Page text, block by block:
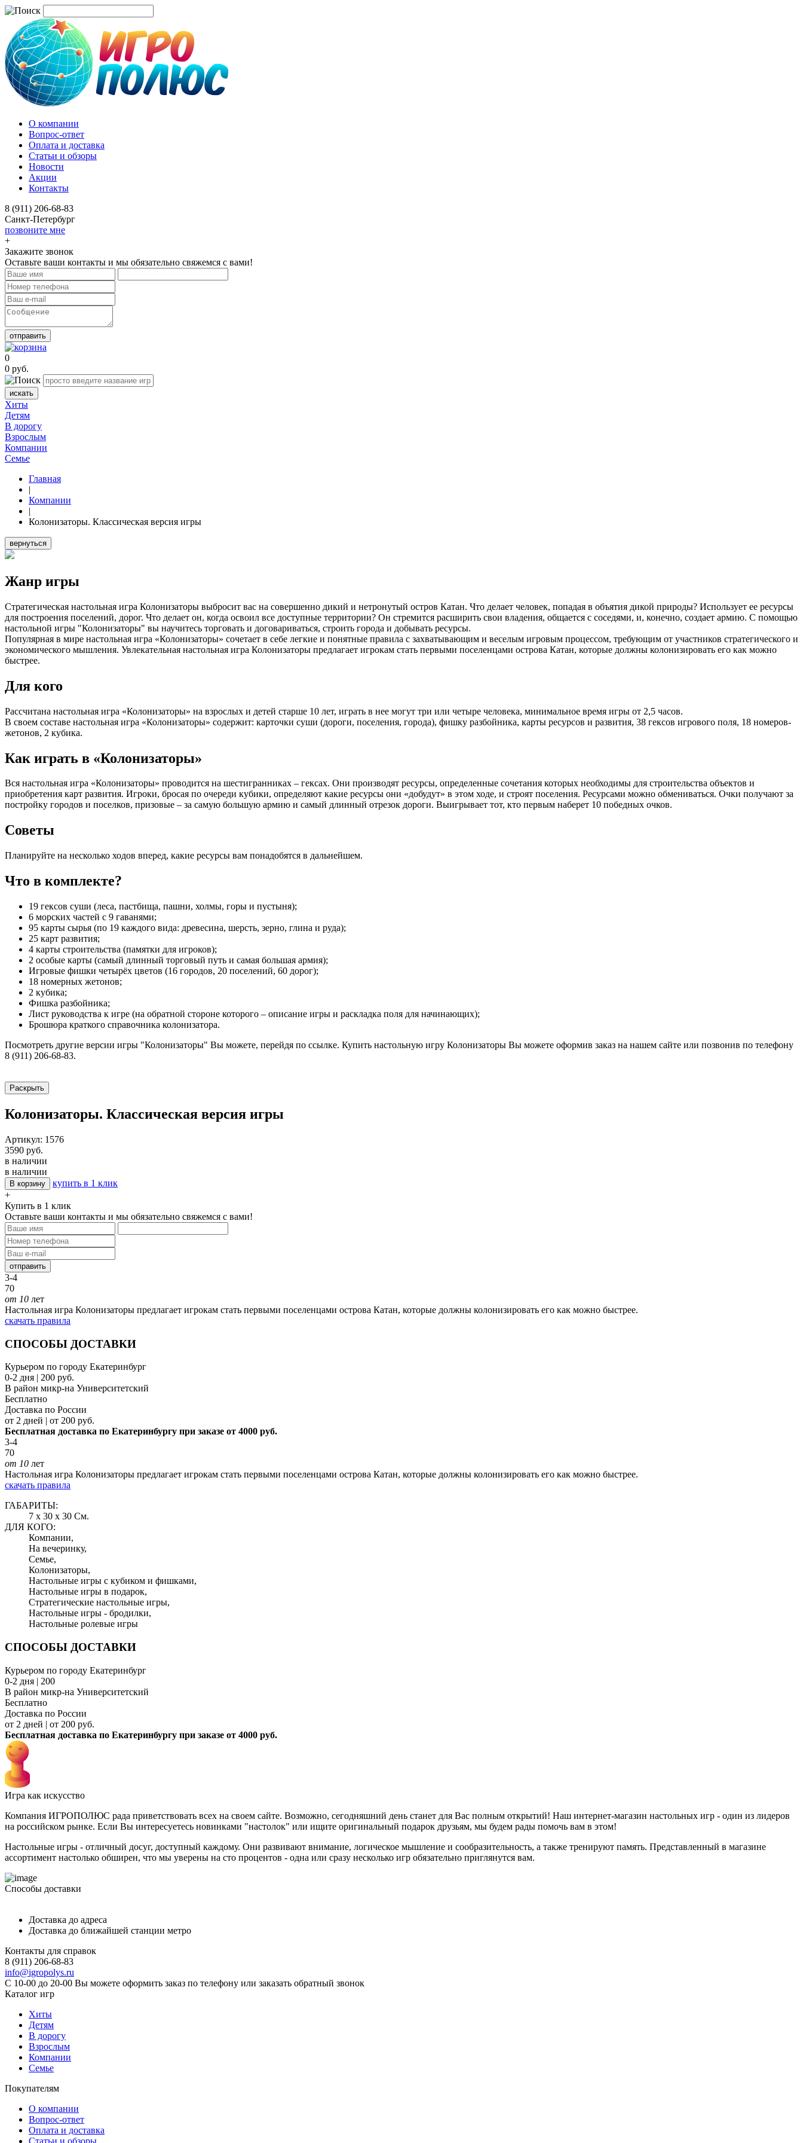
О компании
Вопрос-ответ
Оплата и доставка
Статьи и обзоры
Новости
Акции
Контакты
8 (911) 206-68-83
Санкт-Петербург
позвоните мне
+
Закажите звонок
Оставьте ваши контакты и мы обязательно свяжемся с вами!
отправить
0
0 руб.
искать
Хиты
Детям
В дорогу
Взрослым
Компании
Семье
Главная
|
Компании
|
Колонизаторы. Классическая версия игры
вернуться
Жанр игры
Стратегическая настольная игра Колонизаторы выбросит вас на совершенно дикий и нетронутый остров Катан. Что делает человек, попадая в объятия дикой природы? Использует ее ресурсы
для построения поселений, дорог. Что делает он, когда освоил все доступные территории? Он стремится расширить свои владения, общается с соседями, и, конечно, создает армию. С помощью
настольной игры "Колонизаторы" вы научитесь торговать и договариваться, строить города и добывать ресурсы.
Популярная в мире настольная игра «Колонизаторы» сочетает в себе легкие и понятные правила с захватывающим и веселым игровым процессом, требующим от участников стратегического и
экономического мышления. Увлекательная настольная игра Колонизаторы предлагает игрокам стать первыми поселенцами острова Катан, которые должны колонизировать его как можно
быстрее.
Для кого
Рассчитана настольная игра «Колонизаторы» на взрослых и детей старше 10 лет, играть в нее могут три или четыре человека, минимальное время игры от 2,5 часов.
В своем составе настольная игра «Колонизаторы» содержит: карточки суши (дороги, поселения, города), фишку разбойника, карты ресурсов и развития, 38 гексов игрового поля, 18 номеров-
жетонов, 2 кубика.
Как играть в «Колонизаторы»
Вся настольная игра «Колонизаторы» проводится на шестигранниках – гексах. Они производят ресурсы, определенные сочетания которых необходимы для строительства объектов и
приобретения карт развития. Игроки, бросая по очереди кубики, определяют какие ресурсы они «добудут» в этом ходе, и строят поселения. Ресурсами можно обмениваться. Очки получают за
постройку городов и поселков, призовые – за самую большую армию и самый длинный отрезок дороги. Выигрывает тот, кто первым наберет 10 победных очков.
Советы
Планируйте на несколько ходов вперед, какие ресурсы вам понадобятся в дальнейшем.
Что в комплекте?
19 гексов суши (леса, пастбища, пашни, холмы, горы и пустыня);
6 морских частей с 9 гаванями;
95 карты сырья (по 19 каждого вида: древесина, шерсть, зерно, глина и руда);
25 карт развития;
4 карты строительства (памятки для игроков);
2 особые карты (самый длинный торговый путь и самая большая армия);
Игровые фишки четырёх цветов (16 городов, 20 поселений, 60 дорог);
18 номерных жетонов;
2 кубика;
Фишка разбойника;
Лист руководства к игре (на обратной стороне которого – описание игры и раскладка поля для начинающих);
Брошюра краткого справочника колонизатора.
Посмотреть другие версии игры "Колонизаторы" Вы можете, перейдя по ссылке. Купить настольную игру Колонизаторы Вы можете оформив заказ на нашем сайте или позвонив по телефону
8 (911) 206-68-83.
Раскрыть
Колонизаторы. Классическая версия игры
Артикул: 1576
3590 руб.
в наличии
в наличии
В корзину
купить в 1 клик
+
Купить в 1 клик
Оставьте ваши контакты и мы обязательно свяжемся с вами!
отправить
3-4
70
от 10 лет
Настольная игра Колонизаторы предлагает игрокам стать первыми поселенцами острова Катан, которые должны колонизировать его как можно быстрее.
скачать правила
СПОСОБЫ ДОСТАВКИ
Курьером по городу Екатеринбург
0-2 дня | 200 руб.
В район микр-на Университетский
Бесплатно
Доставка по России
от 2 дней | от 200 руб.
Бесплатная доставка по Екатеринбургу при заказе от 4000 руб.
3-4
70
от 10 лет
Настольная игра Колонизаторы предлагает игрокам стать первыми поселенцами острова Катан, которые должны колонизировать его как можно быстрее.
скачать правила
ГАБАРИТЫ:
7 x 30 x 30 См.
ДЛЯ КОГО:
Компании,
На вечеринку,
Семье,
Колонизаторы,
Настольные игры с кубиком и фишками,
Настольные игры в подарок,
Стратегические настольные игры,
Настольные игры - бродилки,
Настольные ролевые игры
СПОСОБЫ ДОСТАВКИ
Курьером по городу Екатеринбург
0-2 дня | 200
В район микр-на Университетский
Бесплатно
Доставка по России
от 2 дней | от 200 руб.
Бесплатная доставка по Екатеринбургу при заказе от 4000 руб.
Игра как искусство
Компания ИГРОПОЛЮС рада приветствовать всех на своем сайте. Возможно, сегодняшний день станет для Вас полным открытий! Наш интернет-магазин настольных игр - один из лидеров
на российском рынке. Если Вы интересуетесь новинками "настолок" или ищите оригинальный подарок друзьям, мы будем рады помочь вам в этом!
Настольные игры - отличный досуг, доступный каждому. Они развивают внимание, логическое мышление и сообразительность, а также тренируют память. Представленный в магазине
ассортимент настолько обширен, что мы уверены на сто процентов - одна или сразу несколько игр обязательно приглянутся вам.
Способы доставки
Доставка до адреса
Доставка до ближайшей станции метро
Контакты для справок
8 (911) 206-68-83
info@igropolys.ru
С 10-00 до 20-00 Вы можете оформить заказ по телефону или заказать обратный звонок
Каталог игр
Хиты
Детям
В дорогу
Взрослым
Компании
Семье
Покупателям
О компании
Вопрос-ответ
Оплата и доставка
Статьи и обзоры